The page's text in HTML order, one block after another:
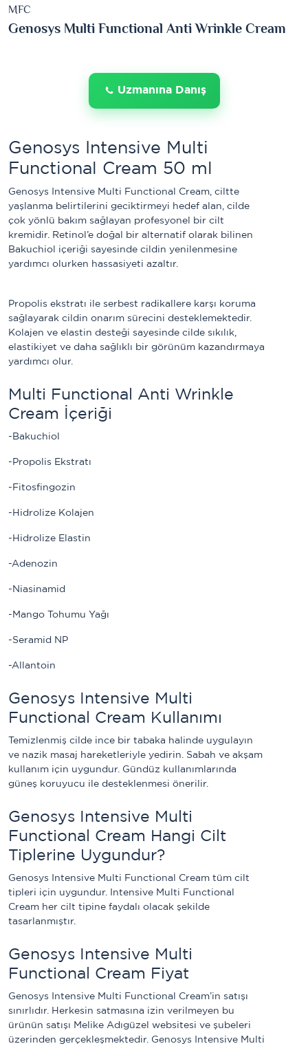
MFC
Genosys Multi Functional Anti Wrinkle Cream
Uzmanına Danış
Genosys Intensive Multi
Functional Cream 50 ml
Genosys Intensive Multi Functional Cream, ciltte
yaşlanma belirtilerini geciktirmeyi hedef alan, cilde
çok yönlü bakım sağlayan profesyonel bir cilt
kremidir. Retinol’e doğal bir alternatif olarak bilinen
Bakuchiol içeriği sayesinde cildin yenilenmesine
yardımcı olurken hassasiyeti azaltır.
Propolis ekstratı ile serbest radikallere karşı koruma
sağlayarak cildin onarım sürecini desteklemektedir.
Kolajen ve elastin desteği sayesinde cilde sıkılık,
elastikiyet ve daha sağlıklı bir görünüm kazandırmaya
yardımcı olur.
Multi Functional Anti Wrinkle
Cream İçeriği
-Bakuchiol
-Propolis Ekstratı
-Fitosfingozin
-Hidrolize Kolajen
-Hidrolize Elastin
-Adenozin
-Niasinamid
-Mango Tohumu Yağı
-Seramid NP
-Allantoin
Genosys Intensive Multi
Functional Cream Kullanımı
Temizlenmiş cilde ince bir tabaka halinde uygulayın
ve nazik masaj hareketleriyle yedirin. Sabah ve akşam
kullanım için uygundur. Gündüz kullanımlarında
güneş koruyucu ile desteklenmesi önerilir.
Genosys Intensive Multi
Functional Cream Hangi Cilt
Tiplerine Uygundur?
Genosys Intensive Multi Functional Cream tüm cilt
tipleri için uygundur. Intensive Multi Functional
Cream her cilt tipine faydalı olacak şekilde
tasarlanmıştır.
Genosys Intensive Multi
Functional Cream Fiyat
Genosys Intensive Multi Functional Cream’in satışı
sınırlıdır. Herkesin satmasına izin verilmeyen bu
ürünün satışı Melike Adıgüzel websitesi ve şubeleri
üzerinden gerçekleşmektedir. Genosys Intensive Multi